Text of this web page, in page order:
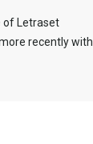
of Letraset
recently with